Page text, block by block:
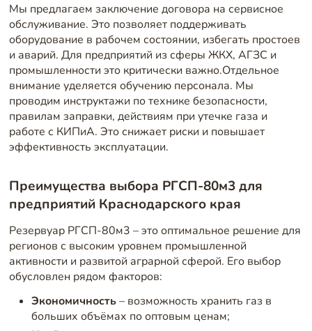
Мы предлагаем заключение договора на сервисное
обслуживание. Это позволяет поддерживать
оборудование в рабочем состоянии, избегать простоев
и аварий. Для предприятий из сферы ЖКХ, АГЗС и
промышленности это критически важно.Отдельное
внимание уделяется обучению персонала. Мы
проводим инструктажи по технике безопасности,
правилам заправки, действиям при утечке газа и
работе с КИПиА. Это снижает риски и повышает
эффективность эксплуатации.
Преимущества выбора РГСП-80м3 для
предприятий Краснодарского края
Резервуар РГСП-80м3 – это оптимальное решение для
регионов с высоким уровнем промышленной
активности и развитой аграрной сферой. Его выбор
обусловлен рядом факторов:
Экономичность– возможность хранить газ в
больших объёмах по оптовым ценам;